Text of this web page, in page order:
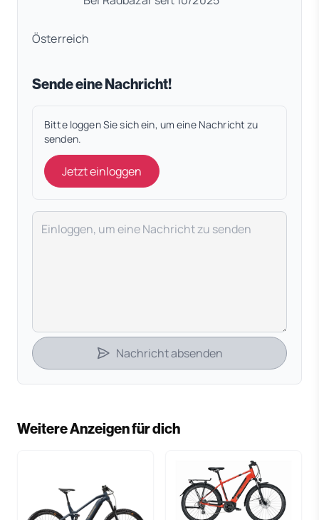
Österreich
Sende eine Nachricht!
Bitte loggen Sie sich ein, um eine Nachricht zu
senden.
Jetzt einloggen
Deine Nachricht
Nachricht absenden
Weitere Anzeigen für dich